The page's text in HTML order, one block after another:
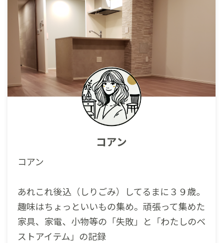
コアン
コアン
あれこれ後込（しりごみ）してるまに３９歳。
趣味はちょっといいもの集め。頑張って集めた
家具、家電、小物等の「失敗」と「わたしのベ
ストアイテム」の記録